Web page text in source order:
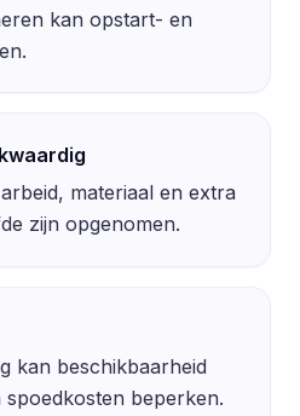
kan opstart- en
materiaal en extra
zijn opgenomen.
kan beschikbaarheid
beperken.